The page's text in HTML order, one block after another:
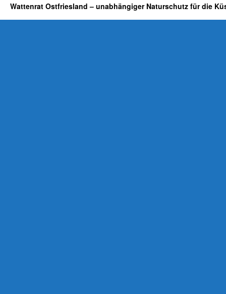
Wattenrat Ostfriesland – unabhängiger Naturschutz für die